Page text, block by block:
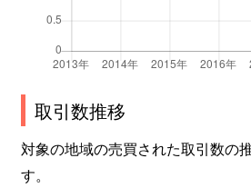
取引数推移
対象の地域の売買された取引数の
す。